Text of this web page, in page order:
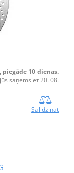
10 dienas.
jūs saņemsiet 20. 08.
Salīdzināt